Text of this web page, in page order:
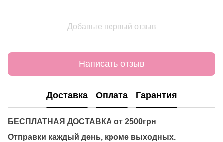
Добавьте первый отзыв
Написать отзыв
Доставка Оплата Гарантия
БЕСПЛАТНАЯ ДОСТАВКА от 2500грн
Отправки каждый день, кроме выходных.